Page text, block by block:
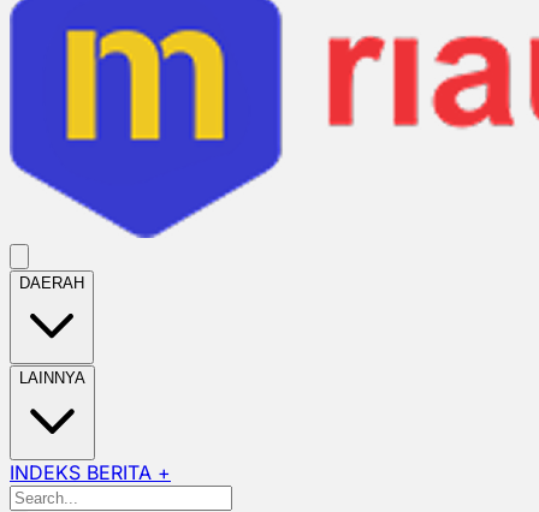
DAERAH
LAINNYA
INDEKS BERITA +